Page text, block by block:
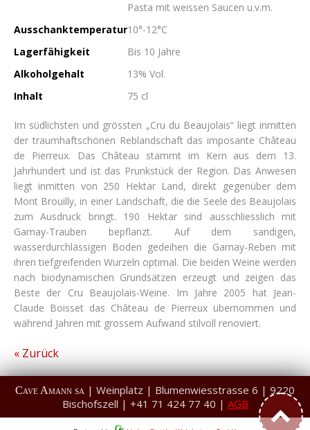
Pasta mit weissen Saucen u.v.m.
Ausschanktemperatur10°-12°C
Lagerfähigkeit
Bis 10 Jahre
Alkoholgehalt
13% Vol.
Inhalt
75 cl
Im südlichsten und grössten „Cru du Beaujolais“ liegt inmitten
der traumhaftschönen Reblandschaft das imposante Château
de Pierreux. Das Château stammt im Kern aus dem 13.
Jahrhundert und ist das Prunkstück der Region. Das Anwesen
liegt inmitten von 250 Hektar Land, direkt gegenüber dem
Mont Brouilly, in einer Landschaft, die die Seele des Beaujolais
zum Ausdruck bringt. 190 Hektar sind ausschliesslich mit
Gamay-Trauben bepflanzt. Auf dem sandigen,
wasserdurchlässigen Boden gedeihen die Gamay-Reben mit
ihren tiefgreifenden Wurzeln optimal. Die beiden Weine werden
nach biodynamischen Grundsätzen erzeugt und zeigen das
Beste der Cru Beaujolais-Weine. Im Jahre 2005 hat Jean-
Claude Boisset das Château de Pierreux übernommen und
während Jahren mit grossem Aufwand stilvoll renoviert.
« Zurück
Cave Amann sa | Weinplatz | Blumenwiesstrasse 6 | 9220
Bischofszell | +41 71 424 77 40 | AGB